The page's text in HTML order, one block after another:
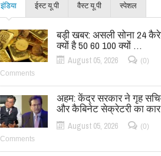
इंडिया ईस्ट यू.पी वैस्ट यू.पी स्पेशल
बड़ी खबर: असली सोना 24
क्यों है 50 60 100 क्यों …
August 05, 2026
(0)
Comments
अहम: केंद्र सरकार ने गृह
और कैबिनेट सेक्रेटरी का
August 05, 2026
(0)
Comments